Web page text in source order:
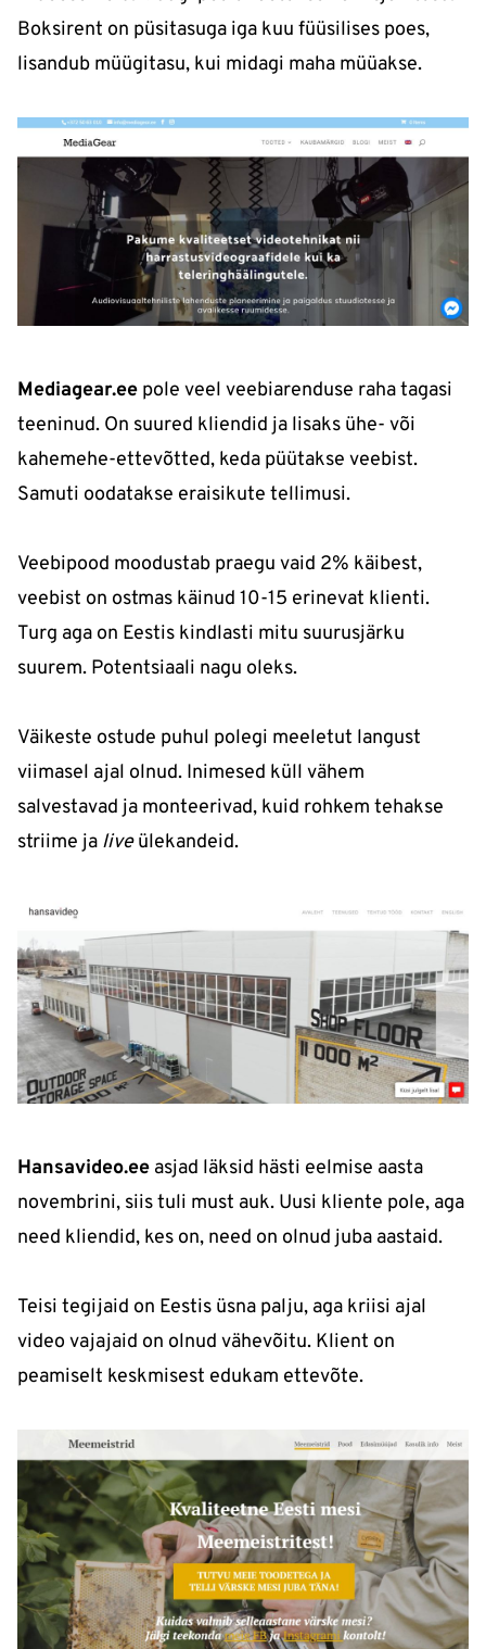
Boksirent on püsitasuga iga kuu füüsilises poes,
lisandub müügitasu, kui midagi maha müüakse.
Mediagear.ee pole veel veebiarenduse raha tagasi
teeninud. On suured kliendid ja lisaks ühe- või
kahemehe-ettevõtted, keda püütakse veebist.
Samuti oodatakse eraisikute tellimusi.
Veebipood moodustab praegu vaid 2% käibest,
veebist on ostmas käinud 10-15 erinevat klienti.
Turg aga on Eestis kindlasti mitu suurusjärku
suurem. Potentsiaali nagu oleks.
Väikeste ostude puhul polegi meeletut langust
viimasel ajal olnud. Inimesed küll vähem
salvestavad ja monteerivad, kuid rohkem tehakse
striime ja liveülekandeid.
Hansavideo.ee asjad läksid hästi eelmise aasta
novembrini, siis tuli must auk. Uusi kliente pole, aga
need kliendid, kes on, need on olnud juba aastaid.
Teisi tegijaid on Eestis üsna palju, aga kriisi ajal
video vajajaid on olnud vähevõitu. Klient on
peamiselt keskmisest edukam ettevõte.